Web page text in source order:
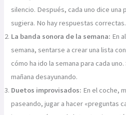
silencio. Después, cada uno dice una
sugiera. No hay respuestas correctas.
La banda sonora de la semana: En
semana, sentarse a crear una lista
cómo ha ido la semana para cada
mañana desayunando.
Duetos improvisados: En el coche,
paseando, jugar a hacer «preguntas